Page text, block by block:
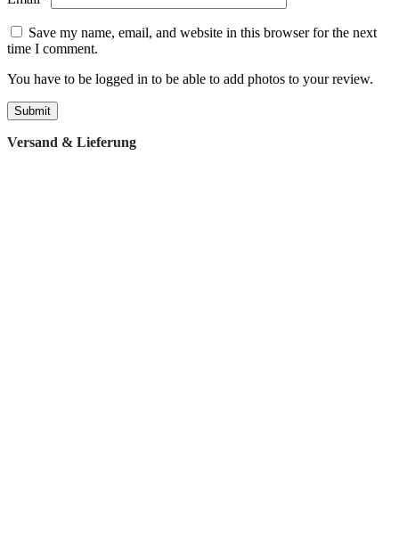
Save my name, email, and website in this browser for the next
time I comment.
You have to be logged in to be able to add photos to your review.
Versand & Lieferung